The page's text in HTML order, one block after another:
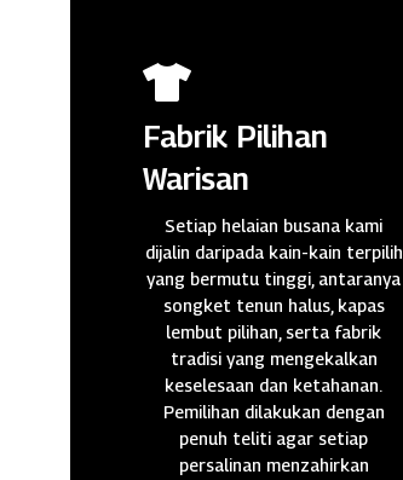

Fabrik Pilihan
Warisan
Setiap helaian busana kami
dijalin daripada kain-kain terpilih
yang bermutu tinggi, antaranya
songket tenun halus, kapas
lembut pilihan, serta fabrik
tradisi yang mengekalkan
keselesaan dan ketahanan.
Pemilihan dilakukan dengan
penuh teliti agar setiap
persalinan menzahirkan